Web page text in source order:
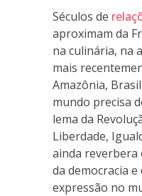
Séculos de
aproximam da
na culinária, na
mais
Amazônia,
mundo precisa
lema da
Liberdade,
ainda reverbera
da democracia
expressão no